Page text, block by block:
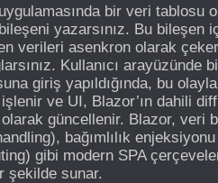
bir veri tablosu
yazarsınız. Bu bileşen
verileri asenkron olarak
Kullanıcı arayüzünde
giriş yapıldığında, bu
ve UI, Blazor’ın dahili
güncellenir. Blazor, veri
bağımlılık
gibi modern SPA
şekilde sunar.